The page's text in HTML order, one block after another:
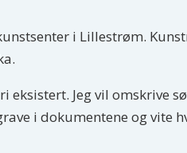
i Lillestrøm.
­eksistert. Jeg vil omskrive
i dokumentene og vite